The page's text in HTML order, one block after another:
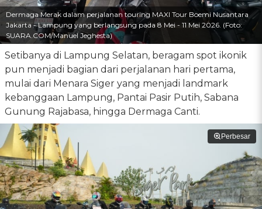
Dermaga Merak dalam perjalanan touring MAXI Tour Boemi Nusantara
Jakarta - Lampung yang berlangsung pada 8 Mei - 11 Mei 2026. (Foto:
SUARA.COM/Manuel Jeghesta)
Setibanya di Lampung Selatan, beragam spot ikonik
pun menjadi bagian dari perjalanan hari pertama,
mulai dari Menara Siger yang menjadi landmark
kebanggaan Lampung, Pantai Pasir Putih, Sabana
Gunung Rajabasa, hingga Dermaga Canti.
Perbesar